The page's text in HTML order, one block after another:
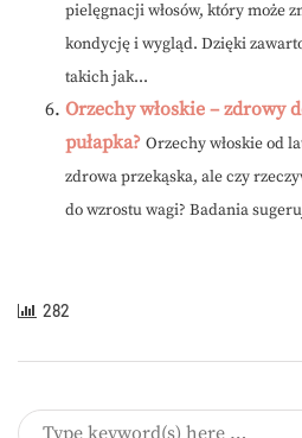
pielęgnacji włosów, który może
kondycję i wygląd. Dzięki
takich jak...
Orzechy włoskie – zdrowy
pułapka? Orzechy włoskie od
zdrowa przekąska, ale czy
do wzrostu wagi? Badania
282